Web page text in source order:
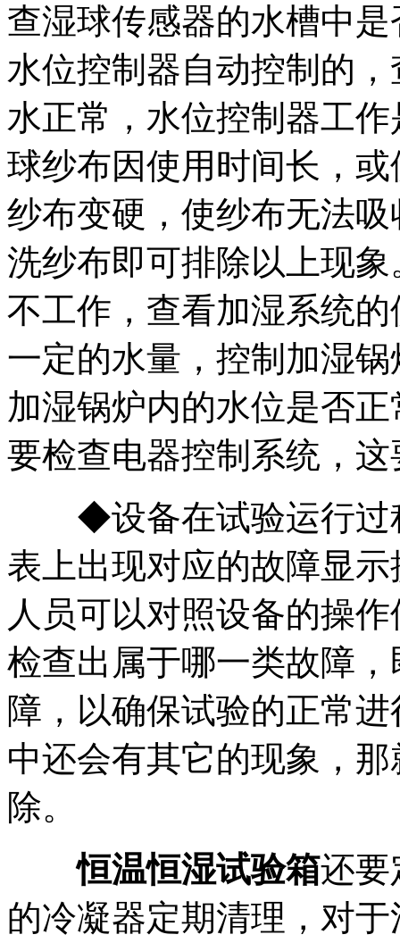
查湿球传感器的水槽中
水位控制器自动控制的
水正常，水位控制器工
球纱布因使用时间长，
纱布变硬，使纱布无法
洗纱布即可排除以上现
不工作，查看加湿系统
一定的水量，控制加湿
加湿锅炉内的水位是否
要检查电器控制系统，
◆设备在试验运行过
表上出现对应的故障显
人员可以对照设备的操
检查出属于哪一类故障
障，以确保试验的正常
中还会有其它的现象，
除。
恒温恒湿试验箱还要
的冷凝器定期清理，对